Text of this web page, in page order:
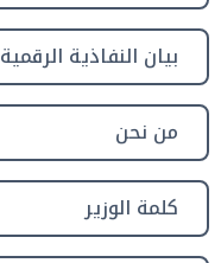
بيان النفاذية الرقمية
من نحن
كلمة الوزير